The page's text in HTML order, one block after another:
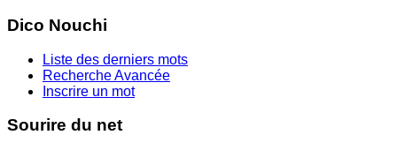
Dico Nouchi
Liste des derniers mots
Recherche Avancée
Inscrire un mot
Sourire du net